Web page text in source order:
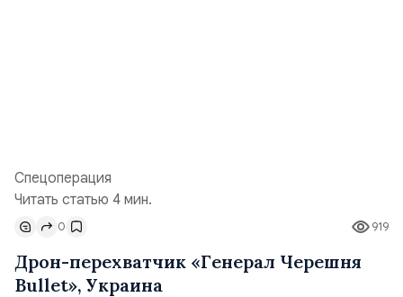
Спецоперация
Читать статью 4 мин.
919
0
Дрон-перехватчик «Генерал Черешня
Bullet», Украина